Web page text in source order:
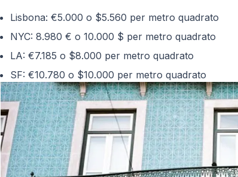
Lisbona: €5.000 o $5.560 per metro quadrato
NYC: 8.980 € o 10.000 $ per metro quadrato
LA: €7.185 o $8.000 per metro quadrato
SF: €10.780 o $10.000 per metro quadrato